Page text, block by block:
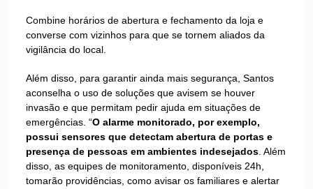
Combine horários de abertura e fechamento da loja e
converse com vizinhos para que se tornem aliados da
vigilância do local.
Além disso, para garantir ainda mais segurança, Santos
aconselha o uso de soluções que avisem se houver
invasão e que permitam pedir ajuda em situações de
emergências. “O alarme monitorado, por exemplo,
possui sensores que detectam abertura de portas e
presença de pessoas em ambientes indesejados. Além
disso, as equipes de monitoramento, disponíveis 24h,
tomarão providências, como avisar os familiares e alertar